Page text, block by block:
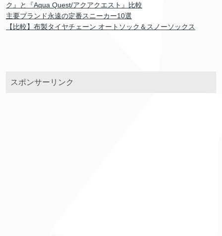
ク』と『Aqua Quest/アクアクエスト』比較
主要ブランド永遠の定番スニーカー10選
【比較】布製タイヤチェーン オートソック＆スノーソックス
スポンサーリンク